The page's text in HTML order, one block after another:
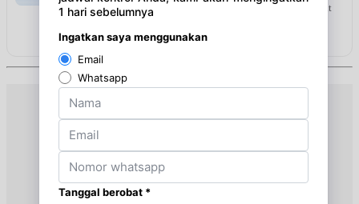
memperbaiki fungsi pankreas dan menjaga tubuh tetap fit
Lihat detail & harga →